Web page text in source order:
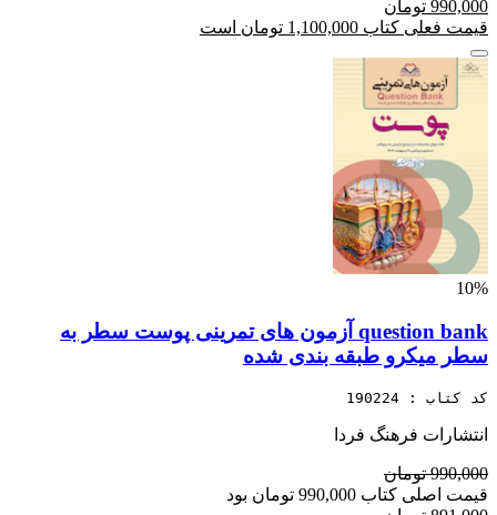
990,000 تومان
قیمت فعلی کتاب 1,100,000 تومان است
10%
question bank آزمون های تمرینی پوست سطر به
سطر میکرو طبقه بندی شده
کد کتاب : 190224
انتشارات فرهنگ فردا
990,000 تومان
قیمت اصلی کتاب 990,000 تومان بود